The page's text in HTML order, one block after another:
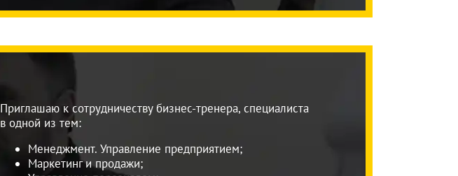
Приглашаю к сотрудничеству бизнес-тренера, специалиста
в одной из тем:
Менеджмент. Управление предприятием;
Маркетинг и продажи;